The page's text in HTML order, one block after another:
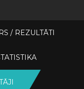
/ REZULTĀTI